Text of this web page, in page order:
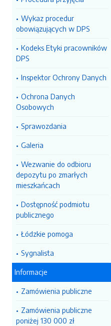
Wykaz procedur
obowiązujących w DPS
Kodeks Etyki pracowników
DPS
Inspektor Ochrony Danych
Ochrona Danych
Osobowych
Sprawozdania
Galeria
Wezwanie do odbioru
depozytu po zmarłych
mieszkańcach
Dostępność podmiotu
publicznego
Łódzkie pomoga
Sygnalista
Informacje
Zamówienia publiczne
Zamówienia publiczne
poniżej 130 000 zł